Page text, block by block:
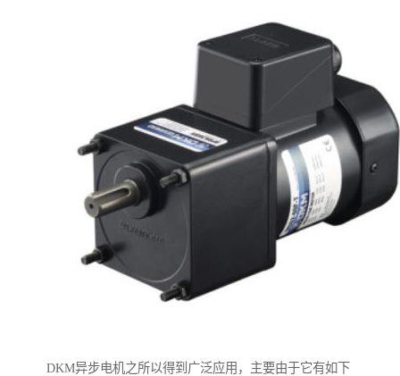
DKM异步电机之所以得到广泛应用，主要由于它有如下